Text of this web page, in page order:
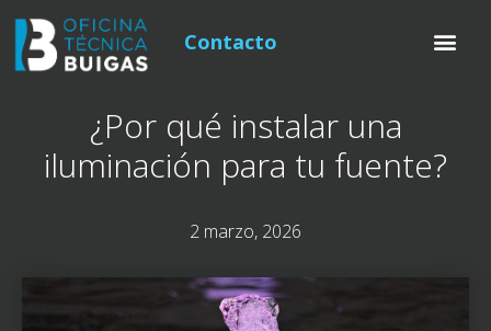
Contacto
¿Por qué instalar una
iluminación para tu fuente?
2 marzo, 2026